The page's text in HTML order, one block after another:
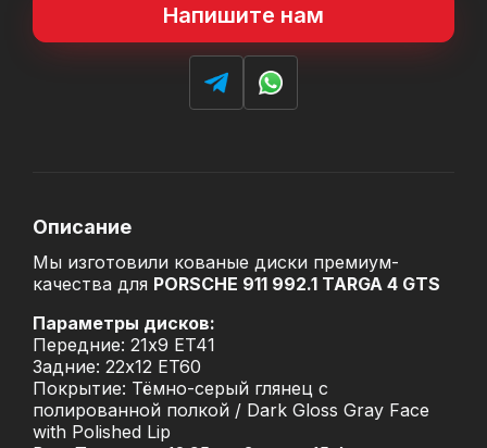
Напишите нам
Описание
Мы изготовили кованые диски премиум-
качества для PORSCHE 911 992.1 TARGA 4 GTS
Параметры дисков:
Передние: 21x9 ET41
Задние: 22x12 ET60
Покрытие: Тёмно-серый глянец с
полированной полкой / Dark Gloss Gray Face
with Polished Lip